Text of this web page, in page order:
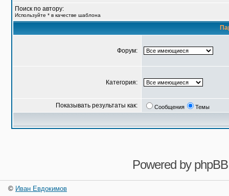
Поиск по автору:
Используйте * в качестве шаблона
Форум:
Категория:
Показывать результаты как: Сообщения Темы
Powered by phpBB
© Иван Евдокимов